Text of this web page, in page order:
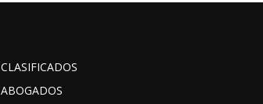
CLASIFICADOS
ABOGADOS